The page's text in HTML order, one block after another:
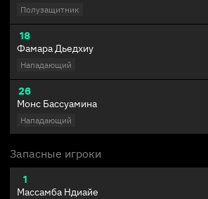
Полузащитник
18
Фамара Дьедхиу
Нападающий
26
Монс Бассуамина
Нападающий
Запасные игроки
1
Массамба Ндиайе